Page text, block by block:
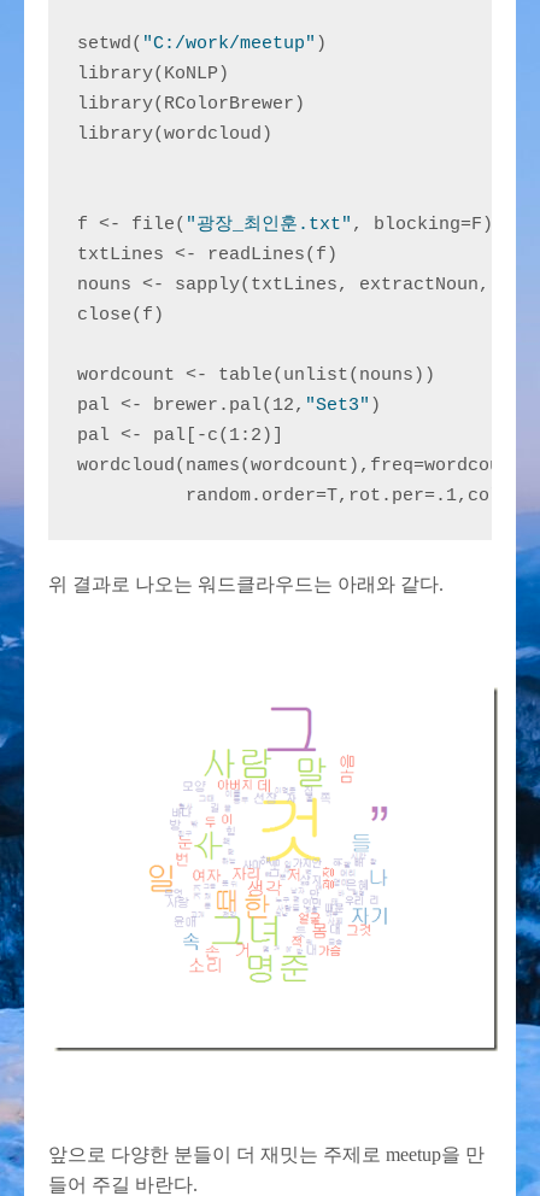
setwd( "C:/work/meetup" )
library(KoNLP)
library(RColorBrewer)
library(wordcloud)
f <- file( "광장_최인훈.txt" , blocking=F)
txtLines <- readLines(f)
nouns <- sapply(txtLines, extractNoun,
close(f)
wordcount <- table(unlist(nouns))
pal <- brewer.pal(12, "Set3" )
pal <- pal[-c(1:2)]
위 결과로 나오는 워드클라우드는 아래와 같다.
앞으로 다양한 분들이 더 재밋는 주제로 meetup을 만
들어 주길 바란다.